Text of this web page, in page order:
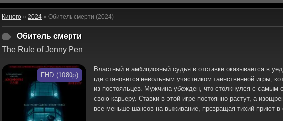
Киного » 2024 » Обитель смерти (2024)
Обитель смерти
The Rule of Jenny Pen
FHD (1080p)
Властный и амбициозный судья в отставке оказывается в
где становится невольным участником таинственной игры,
из постояльцев. Мужчина убежден, что столкнулся с самым
свою карьеру. Ставки в этой игре постоянно растут, а
все меньше шансов на выживание, превращая тихий приют в